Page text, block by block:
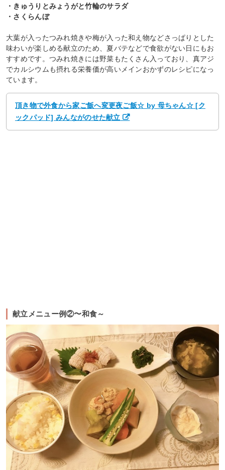
・きゅうりとみょうがと竹輪のサラダ
・さくらんぼ
大葉が入ったつみれ焼きや梅が入った和え物などさっぱりとした
味わいが楽しめる献立のため、夏バテなどで食欲がない日にもお
すすめです。つみれ焼きには野菜もたくさん入っており、真アジ
でカルシウムも摂れる栄養価が高いメインおかずのレシピになっ
ています。
頂き物で外食から家ご飯へ変更夜ご飯☆ by 母ちゃん☆ [ク
ックパッド] みんながのせた献立
献立メニュー例②〜和食～